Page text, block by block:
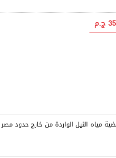
35 ج.م
مياه النيل الواردة من خارج حدود